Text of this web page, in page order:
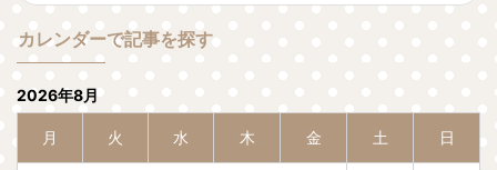
カレンダーで記事を探す
2026年8月
月 火 水 木 金 土 日